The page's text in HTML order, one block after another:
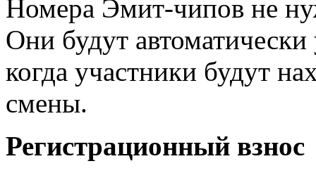
Номера Эмит-чипов не
Они будут автоматически
когда участники будут
смены.
Регистрационный взнос